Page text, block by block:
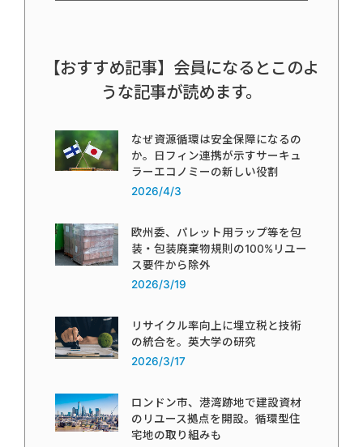
【おすすめ記事】会員になるとこのよ
うな記事が読めます。
なぜ資源循環は安全保障になるの
か。日フィン連携が示すサーキュ
ラーエコノミーの新しい役割
2026/4/3
欧州委、パレット用ラップ等を包
装・包装廃棄物規則の100%リユー
ス要件から除外
2026/3/19
リサイクル率向上に埋立税と技術
の統合を。英大学の研究
2026/3/17
ロンドン市、港湾跡地で建設資材
のリユース拠点を開設。循環型住
宅地の取り組みも